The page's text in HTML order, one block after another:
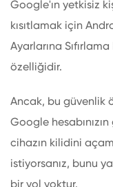
Google'ın yetkisiz
kısıtlamak için
Ayarlarına
özelliğidir.
Ancak, bu güvenlik
Google
cihazın kilidini
istiyorsanız, bunu
bir yol yoktur.